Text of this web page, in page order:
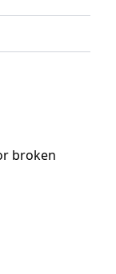
broken